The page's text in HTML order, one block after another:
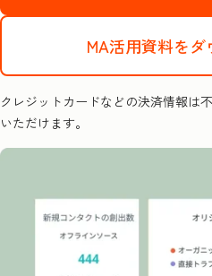
MA活用資料を
クレジットカードなどの決済情報は
いただけます。